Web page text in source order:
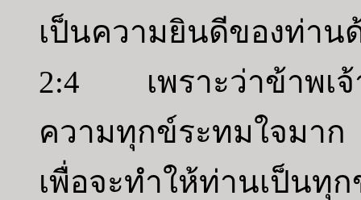
เป็นความยินดีของท่าน
2:4 เพราะว่าข้าพเจ้า
ความทุกข์ระทมใจมา
เพื่อจะทำให้ท่านเป็นทุ